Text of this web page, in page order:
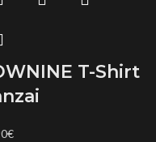
T-Shirt
€